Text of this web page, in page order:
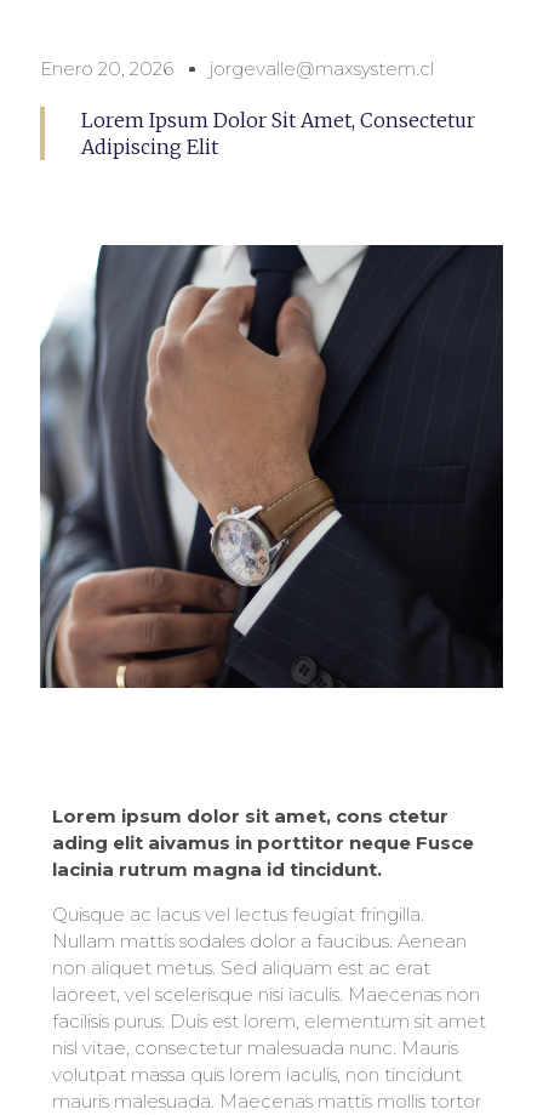
Enero 20, 2026 jorgevalle@maxsystem.cl
Lorem Ipsum Dolor Sit Amet, Consectetur
Adipiscing Elit
Lorem ipsum dolor sit amet, cons ctetur
ading elit aivamus in porttitor neque Fusce
lacinia rutrum magna id tincidunt.
Quisque ac lacus vel lectus feugiat fringilla.
Nullam mattis sodales dolor a faucibus. Aenean
non aliquet metus. Sed aliquam est ac erat
laoreet, vel scelerisque nisi iaculis. Maecenas non
facilisis purus. Duis est lorem, elementum sit amet
nisl vitae, consectetur malesuada nunc. Mauris
volutpat massa quis lorem iaculis, non tincidunt
mauris malesuada. Maecenas mattis mollis tortor